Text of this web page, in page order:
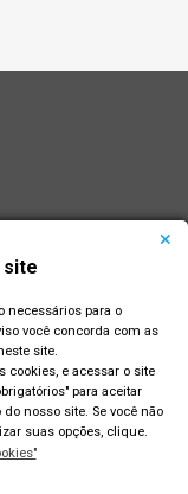
site
necessários para o
você concorda com as
site.
cookies, e acessar o site
para aceitar
nosso site. Se você não
suas opções, clique.
Centro - Rio